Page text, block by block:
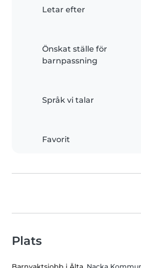
Letar efter
Önskat ställe för
barnpassning
Språk vi talar
Favorit
Plats